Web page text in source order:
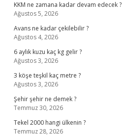
KKM ne zamana kadar devam edecek ?
Ağustos 5, 2026
Avans ne kadar çekilebilir ?
Ağustos 4, 2026
6 aylık kuzu kaç kg gelir ?
Ağustos 3, 2026
3 köşe teşkil kaç metre ?
Ağustos 3, 2026
Şehir şehir ne demek ?
Temmuz 30, 2026
Tekel 2000 hangi ülkenin ?
Temmuz 28, 2026